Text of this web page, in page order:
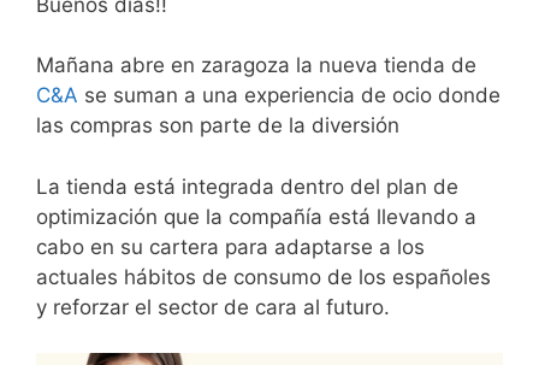
Mañana abre en zaragoza la nueva tienda de
C&A se suman a una experiencia de ocio donde
las compras son parte de la diversión
La tienda está integrada dentro del plan de
optimización que la compañía está llevando a
cabo en su cartera para adaptarse a los
actuales hábitos de consumo de los españoles
y reforzar el sector de cara al futuro.